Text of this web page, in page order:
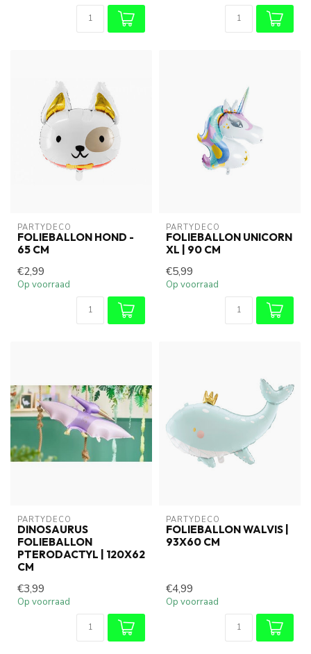
PARTYDECO
FOLIEBALLON HOND -
65 CM
€2,99
Op voorraad
PARTYDECO
FOLIEBALLON UNICORN
XL | 90 CM
€5,99
Op voorraad
PARTYDECO
DINOSAURUS
FOLIEBALLON
PTERODACTYL | 120X62
CM
€3,99
Op voorraad
PARTYDECO
FOLIEBALLON WALVIS |
93X60 CM
€4,99
Op voorraad